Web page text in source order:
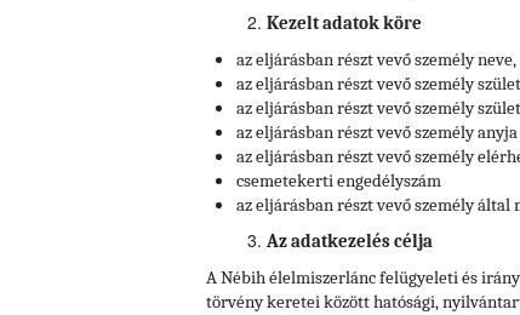
Kezelt adatok köre
az eljárásban részt vevő személy neve,
az eljárásban részt vevő személy
az eljárásban részt vevő személy
az eljárásban részt vevő személy
az eljárásban részt vevő személy
csemetekerti engedélyszám
az eljárásban részt vevő személy
Az adatkezelés célja
A Nébih élelmiszerlánc felügyeleti és
törvény keretei között hatósági,